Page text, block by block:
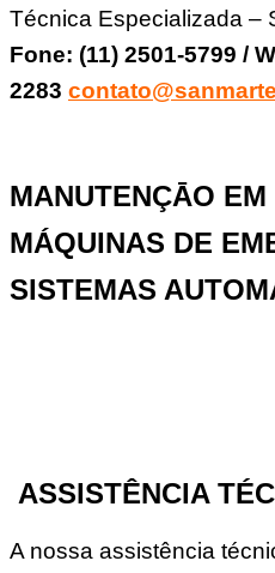
Técnica Especializada –
Fone: (11) 2501-5799 /
2283
MANUTENÇĀO
MÁQUINAS DE
SISTEMAS
ASSISTÊNCIA
A nossa assistência